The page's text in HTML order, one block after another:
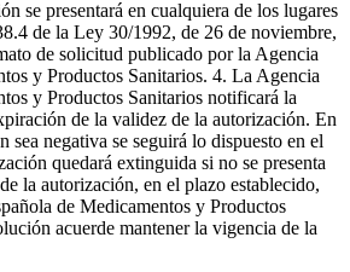
se presentará en cualquiera de los lugares
de la Ley 30/1992, de 26 de noviembre,
de solicitud publicado por la Agencia
y Productos Sanitarios. 4. La Agencia
y Productos Sanitarios notificará la
de la validez de la autorización. En
sea negativa se seguirá lo dispuesto en el
quedará extinguida si no se presenta
la autorización, en el plazo establecido,
de Medicamentos y Productos
acuerde mantener la vigencia de la